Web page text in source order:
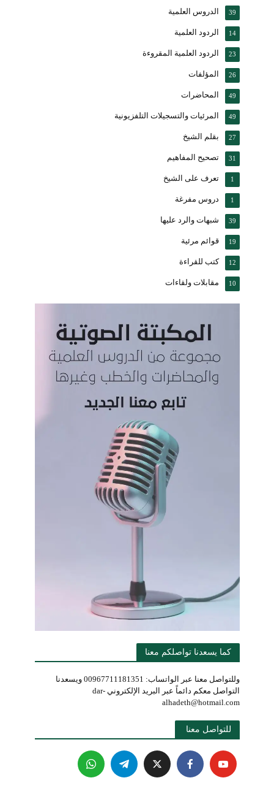
الدروس العلمية 39
الردود العلمية 14
الردود العلمية المقروءة 23
المؤلفات 26
المحاضرات 49
المرئيات والتسجيلات التلفزيونية 49
بقلم الشيخ 27
تصحيح المفاهيم 31
تعرف على الشيخ 1
دروس مفرغة 1
شبهات والرد عليها 39
قوائم مرئية 19
كتب للقراءة 12
مقابلات ولقاءات 10
كما يسعدنا تواصلكم معنا
وللتواصل معنا عبر الواتساب: 00967711181351 ويسعدنا
التواصل معكم دائماً عبر البريد الإلكتروني dar-
alhadeth@hotmail.com
للتواصل معنا